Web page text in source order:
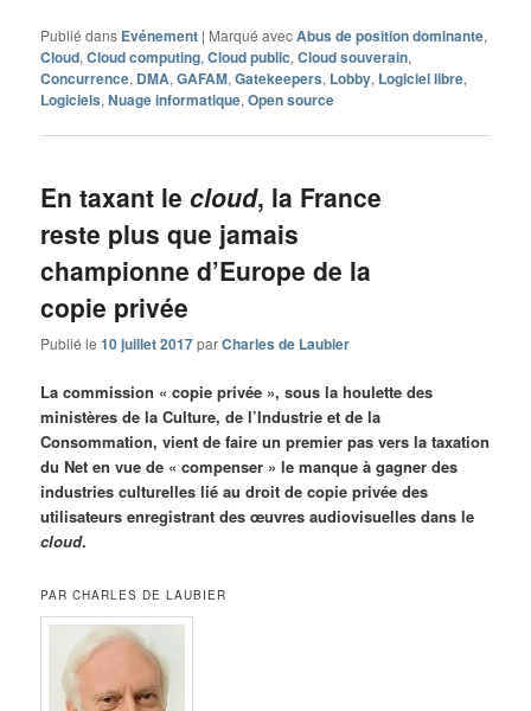
Publié dans Evénement | Marqué avecAbus de position dominante,
Cloud,Cloud computing,Cloud public,Cloud souverain,
Concurrence, DMA,GAFAM,Gatekeepers, Lobby, Logiciel libre,
Logiciels,Nuage informatique,Open source
En taxant lecloud, la France
reste plus que jamais
championne d’Europe de la
copie privée
Publié le10 juillet 2017parCharles de Laubier
La commission « copie privée », sous la houlette des
ministères de la Culture, de l’Industrie et de la
Consommation, vient de faire un premier pas vers la taxation
du Net en vue de « compenser » le manque à gagner des
industries culturelles lié au droit de copie privée des
utilisateurs enregistrant des œuvres audiovisuelles dans le
cloud.
PAR CHARLES DE LAUBIER